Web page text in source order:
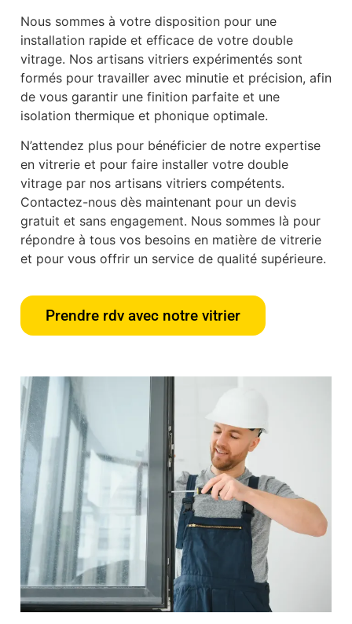
Nous sommes à votre disposition pour une
installation rapide et efficace de votre double
vitrage. Nos artisans vitriers expérimentés sont
formés pour travailler avec minutie et précision, afin
de vous garantir une finition parfaite et une
isolation thermique et phonique optimale.
N’attendez plus pour bénéficier de notre expertise
en vitrerie et pour faire installer votre double
vitrage par nos artisans vitriers compétents.
Contactez-nous dès maintenant pour un devis
gratuit et sans engagement. Nous sommes là pour
répondre à tous vos besoins en matière de vitrerie
et pour vous offrir un service de qualité supérieure.
Prendre rdv avec notre vitrier